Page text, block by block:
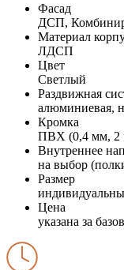
Фасад
ДСП,
Материал
ЛДСП
Цвет
Светлый
Раздвижная
алюминиевая,
Кромка
ПВХ (0,4 мм, 2
Внутреннее
на выбор
Размер
Цена
указана за